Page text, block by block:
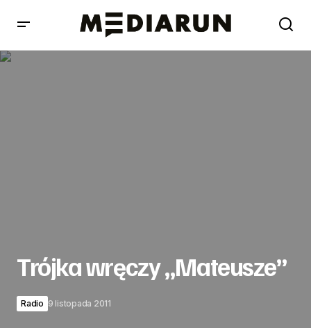
Trójka wręczy „Mateusze”
Radio 9 listopada 2011